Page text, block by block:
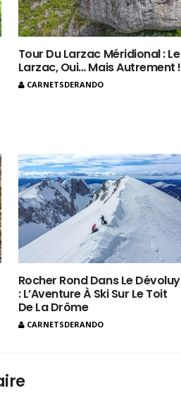
Tour Du Larzac Méridional : Le
Larzac, Oui… Mais Autrement !
CARNETSDERANDO
Rocher Rond Dans Le Dévoluy
: L’Aventure À Ski Sur Le Toit
De La Drôme
CARNETSDERANDO